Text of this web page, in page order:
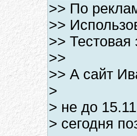
>> По
>>
>> Тестовая
>>
>> А сайт
>
> не до
> сегодня